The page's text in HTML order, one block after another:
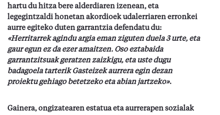
hartu du hitza bere alderdiaren izenean, eta
legegintzaldi honetan akordioek udalerriaren erronkei
aurre egiteko duten garrantzia defendatu du:
«Herritarrek agindu argia eman ziguten duela 3 urte, eta
gaur egun ez da ezer amaitzen. Oso eztabaida
garrantzitsuak geratzen zaizkigu, eta uste dugu
badagoela tarterik Gasteizek aurrera egin dezan
proiektu gehiago betetzeko eta abian jartzeko».
Gainera, ongizatearen estatua eta aurrerapen sozialak